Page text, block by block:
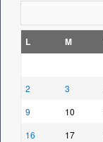
L M
2
3
9
10
16
17